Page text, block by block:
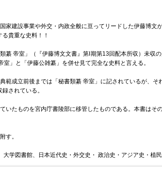
家建設事業や外交・内政全般に亘ってリードした伊藤博文
貴重な史料！！
纂 帝室」（『伊藤博文文書』第Ⅰ期第13回配本所収）未収
室」と「伊藤公雑纂」を併せ見て完全な史料と言える。
範成立前後までは「秘書類纂 帝室」に記されているが、
されている。
いたものを宮内庁書陵部に移管したものである。本書はそ
す。
学図書館、日本近代史・外交史・ 政治史・アジア史・植民